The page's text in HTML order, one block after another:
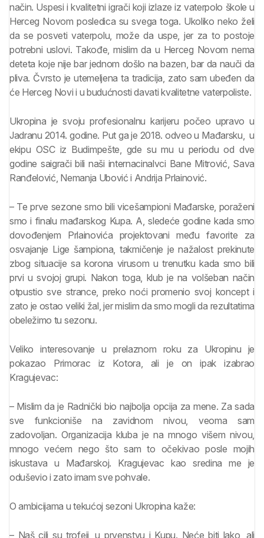
način. Uspesi i kvalitetni igrači koji izlaze iz vaterpolo škole u
Herceg Novom posledica su svega toga. Ukoliko neko želi
da se posveti vaterpolu, može da uspe, jer za to postoje
potrebni uslovi. Takođe, mislim da u Herceg Novom nema
deteta koje nije bar jednom došlo na bazen, bar da nauči da
pliva. Čvrsto je utemeljena ta tradicija, zato sam ubeđen da
će Herceg Novi i u budućnosti davati kvalitetne vaterpoliste.
Ukropina je svoju profesionalnu karijeru počeo upravo u
Jadranu 2014. godine. Put ga je 2018. odveo u Mađarsku, u
ekipu OSC iz Budimpešte, gde su mu u periodu od dve
godine saigrači bili naši internacinalvci Bane Mitrović, Sava
Ranđelović, Nemanja Ubović i Andrija Prlainović.
– Te prve sezone smo bili vicešampioni Mađarske, poraženi
smo i finalu mađarskog Kupa. A, sledeće godine kada smo
dovođenjem Prlainovića projektovani među favorite za
osvajanje Lige šampiona, takmičenje je nažalost prekinute
zbog situacije sa korona virusom u trenutku kada smo bili
prvi u svojoj grupi. Nakon toga, klub je na volšeban način
otpustio sve strance, preko noći promenio svoj koncept i
zato je ostao veliki žal, jer mislim da smo mogli da rezultatima
obeležimo tu sezonu.
Veliko interesovanje u prelaznom roku za Ukropinu je
pokazao Primorac iz Kotora, ali je on ipak izabrao
Kragujevac:
– Mislim da je Radnički bio najbolja opcija za mene. Za sada
sve funkcioniše na zavidnom nivou, veoma sam
zadovoljan. Organizacija kluba je na mnogo višem nivou,
mnogo većem nego što sam to očekivao posle mojih
iskustava u Mađarskoj. Kragujevac kao sredina me je
oduševio i zato imam sve pohvale.
O ambicijama u tekućoj sezoni Ukropina kaže:
– Naš cilj su trofeji, u prvenstvu i Kupu. Neće biti lako, ali